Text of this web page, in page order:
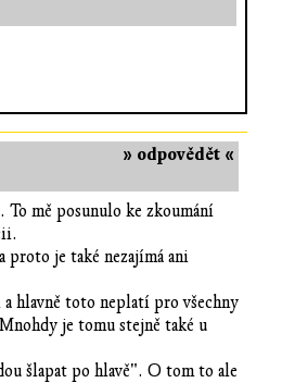
» odpovědět «
mě posunulo ke zkoumání
je také nezajímá ani
a hlavně toto neplatí pro všechny
je tomu stejně také u
šlapat po hlavě". O tom to ale